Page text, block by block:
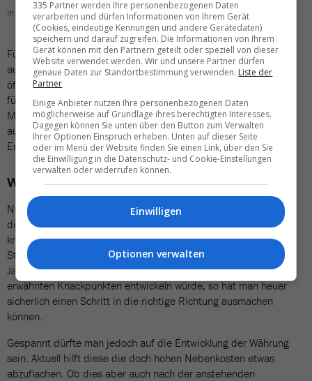
In de Universal Studios in Hollywood schloss der IPW.
Für die Closing Ceremony wurde dann ganz Amerika-like wieder
aus dem Vollen geschöpft. Die Universal Studios in Hollywood
öffneten ihre Tore und wurden für einen ganzen Abend exklusiv
für die IPW-Teilnehmenden gesperrt. So bekam man die
Möglichkeit jegliche Attraktionen ohne grosses Anstehen
auszuprobieren, was für die meisten ein sehr besonderes
Erlebnis gewesen sein dürfte.
Währung und Präsidentschaftswahlen
Neben den grösstenteils sehr guten Meetings, in welchen man
die bestehenden Partnerschaften festigen und deren neue
knüpfen konnte, dürfte als Fazit sicherlich die überaus positive
Stimmung aus den USA zu erwähnen sein. War man vor einem
Jahr noch nicht so sicher, wie sich die Situation mit den
erwähnten Knackpunkten entwickeln würde, so hat man heuer
sicherlich einen Schritt in die richtige Richtung ausmachen
können.
Gespannt dürfte man jedoch auf die Entwicklung der Währung
sein. Aktuell hilft diese die doch hohen Nebenkosten etwas
abzuflachen. Ob dies aber auch nach der anstehenden
335 Partner werden Ihre personenbezogenen Daten
verarbeiten und dürfen Informationen von Ihrem Gerät
(Cookies, eindeutige Kennungen und andere Gerätedaten)
speichern und darauf zugreifen. Die Informationen von Ihrem
Gerät können mit den Partnern geteilt oder speziell von dieser
Website verwendet werden. Wir und unsere Partner dürfen
genaue Daten zur Standortbestimmung verwenden. Liste der
Partner
Einige Anbieter nutzen Ihre personenbezogenen Daten
möglicherweise auf Grundlage ihres berechtigten Interesses.
Dagegen können Sie unten über den Button zum Verwalten
Ihrer Optionen Einspruch erheben. Unten auf dieser Seite
oder im Menü der Website finden Sie einen Link, über den Sie
die Einwilligung in die Datenschutz- und Cookie-Einstellungen
verwalten oder widerrufen können.
Einwilligen
Optionen verwalten